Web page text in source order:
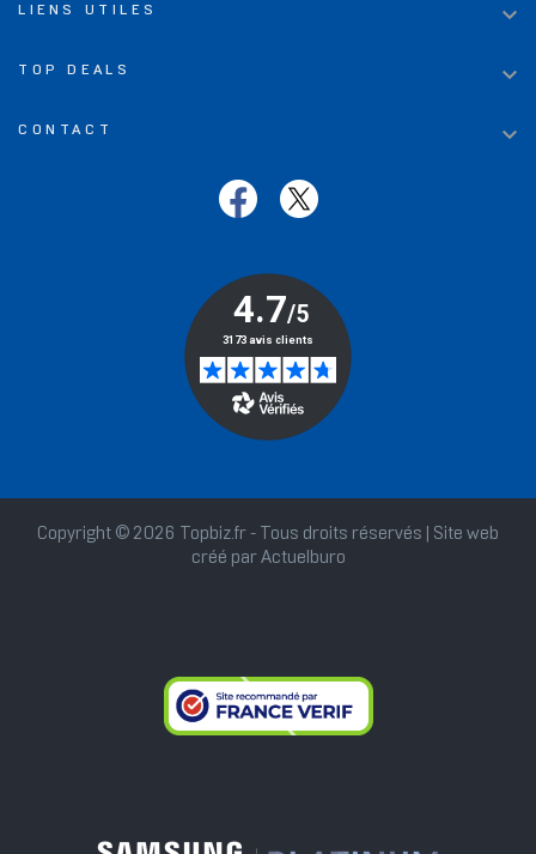
LIENS UTILES 
TOP DEALS 
CONTACT 
Copyright © 2026 Topbiz.fr - Tous droits réservés | Site web
créé par Actuelburo